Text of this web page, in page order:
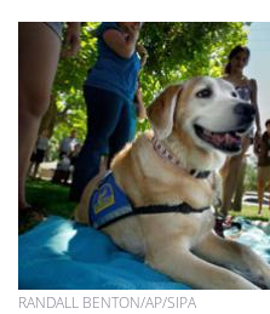
RANDALL BENTON/AP/SIPA